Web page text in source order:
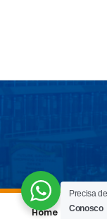
Home
Precisa
Conosco